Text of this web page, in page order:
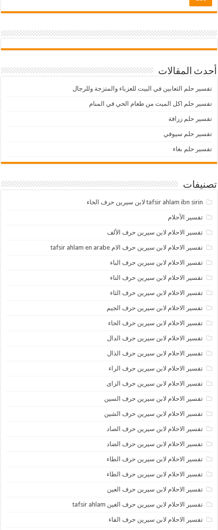
أحدث المقالات
تفسير حلم الثعابين في البيت للعزباء والمتزجة وللرجال
تفسير حلم اكل الميت من طعام الحي في المنام
تفسير حلم زرافة
تفسير حلم سيوفي
تفسير حلم بغاء
تصنيفات
tafsir ahlam ibn sirin لابن سيرين حرف الخاء
تفسير الأحلام
تفسير الاحلام لابن سيرين حرف الألف
تفسير الاحلام لابن سيرين حرف الام tafsir ahlam en arabe
تفسير الاحلام لابن سيرين حرف الباء
تفسير الاحلام لابن سيرين حرف التاء
تفسير الاحلام لابن سيرين حرف الثاء
تفسير الاحلام لابن سيرين حرف الجيم
تفسير الاحلام لابن سيرين حرف الحاء
تفسير الاحلام لابن سيرين حرف الدال
تفسير الاحلام لابن سيرين حرف الذال
تفسير الاحلام لابن سيرين حرف الراء
تفسير الاحلام لابن سيرين حرف الزاى
تفسير الاحلام لابن سيرين حرف السين
تفسير الاحلام لابن سيرين حرف الشين
تفسير الاحلام لابن سيرين حرف الصاد
تفسير الاحلام لابن سيرين حرف الضاد
تفسير الاحلام لابن سيرين حرف الطاء
تفسير الاحلام لابن سيرين حرف الظاء
تفسير الاحلام لابن سيرين حرف العين
تفسير الاحلام لابن سيرين حرف الغين tafsir ahlam
تفسير الاحلام لابن سيرين حرف الفاء